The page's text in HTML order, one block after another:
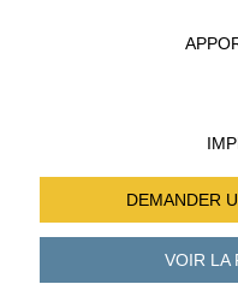
DEMANDER
VOIR LA